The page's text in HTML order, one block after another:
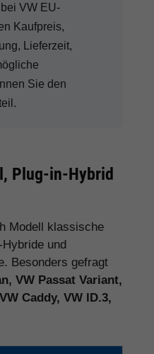
VW EU-
Kaufpreis,
Lieferzeit,
Sie den
Plug-in-Hybrid
Modell klassische
und
Besonders gefragt
VW Passat Variant,
Caddy, VW ID.3,